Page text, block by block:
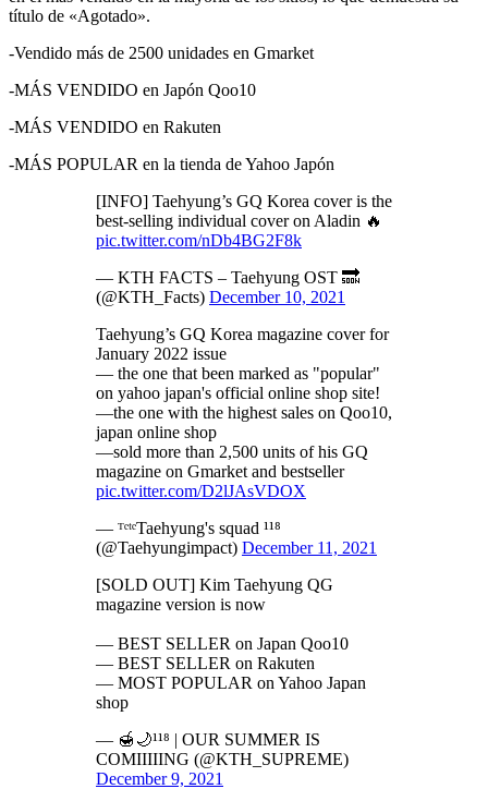
título de «Agotado».
-Vendido más de 2500 unidades en Gmarket
-MÁS VENDIDO en Japón Qoo10
-MÁS VENDIDO en Rakuten
-MÁS POPULAR en la tienda de Yahoo Japón
[INFO] Taehyung’s GQ Korea cover is the
best-selling individual cover on Aladin 🔥
pic.twitter.com/nDb4BG2F8k
— KTH FACTS – Taehyung OST 🔜
(@KTH_Facts) December 10, 2021
Taehyung’s GQ Korea magazine cover for
January 2022 issue
— the one that been marked as "popular"
on yahoo japan's official online shop site!
—the one with the highest sales on Qoo10,
japan online shop
—sold more than 2,500 units of his GQ
magazine on Gmarket and bestseller
pic.twitter.com/D2lJAsVDOX
— ᵀᵉᵗᵉTaehyung's squad ¹¹⁸
(@Taehyungimpact) December 11, 2021
[SOLD OUT] Kim Taehyung QG
magazine version is now
— BEST SELLER on Japan Qoo10
— BEST SELLER on Rakuten
— MOST POPULAR on Yahoo Japan
shop
— 🍯🌙¹¹⁸ | OUR SUMMER IS
COMIIIIING (@KTH_SUPREME)
December 9, 2021